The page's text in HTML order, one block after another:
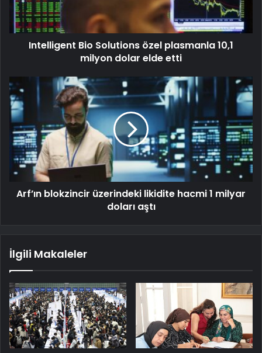
Intelligent Bio Solutions özel plasmanla 10,1
milyon dolar elde etti
Arf’ın blokzincir üzerindeki likidite hacmi 1 milyar
doları aştı
İlgili Makaleler